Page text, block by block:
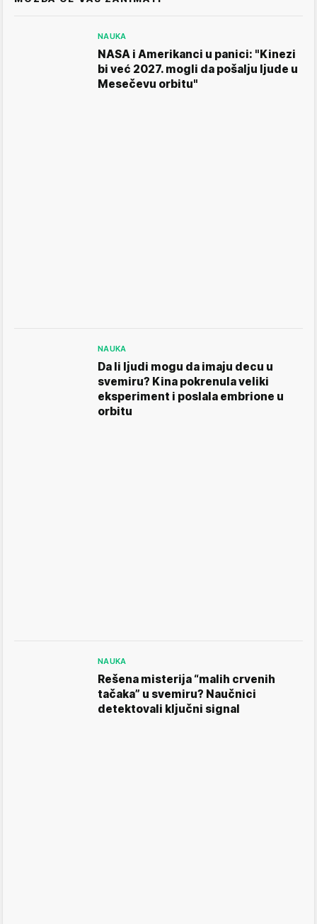
NAUKA
NASA i Amerikanci u panici: "Kinezi
bi već 2027. mogli da pošalju ljude u
Mesečevu orbitu"
NAUKA
Da li ljudi mogu da imaju decu u
svemiru? Kina pokrenula veliki
eksperiment i poslala embrione u
orbitu
NAUKA
Rešena misterija “malih crvenih
tačaka” u svemiru? Naučnici
detektovali ključni signal